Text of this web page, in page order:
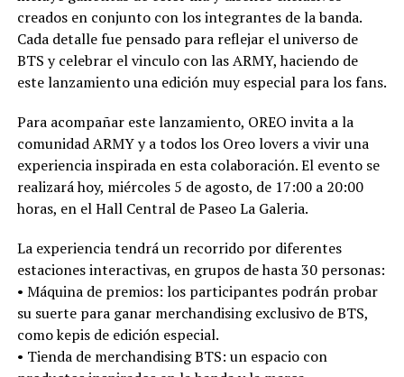
creados en conjunto con los integrantes de la banda.
Cada detalle fue pensado para reflejar el universo de
BTS y celebrar el vinculo con las ARMY, haciendo de
este lanzamiento una edición muy especial para los fans.
Para acompañar este lanzamiento, OREO invita a la
comunidad ARMY y a todos los Oreo lovers a vivir una
experiencia inspirada en esta colaboración. El evento se
realizará hoy, miércoles 5 de agosto, de 17:00 a 20:00
horas, en el Hall Central de Paseo La Galeria.
La experiencia tendrá un recorrido por diferentes
estaciones interactivas, en grupos de hasta 30 personas:
•⁠ ⁠Máquina de premios: los participantes podrán probar
su suerte para ganar merchandising exclusivo de BTS,
como kepis de edición especial.
•⁠ ⁠Tienda de merchandising BTS: un espacio con